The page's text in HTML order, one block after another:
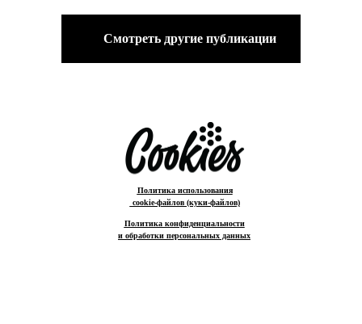
Смотреть другие публикации
Политика использования
cookie-файлов (куки-файлов)
Политика конфиденциальности
и обработки персональных данных